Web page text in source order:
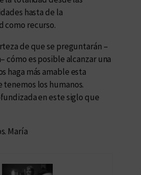
hasta de la
como recurso.
de que se preguntarán –
cómo es posible alcanzar una
haga más amable esta
los humanos.
en este siglo que
María